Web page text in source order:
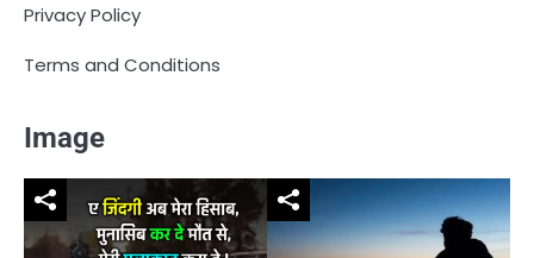
Privacy Policy
Terms and Conditions
Image